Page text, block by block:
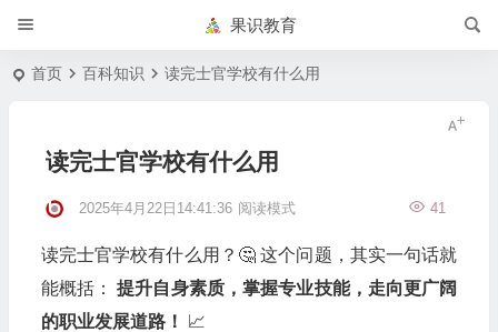
果识教育
首页 百科知识 读完士官学校有什么用
读完士官学校有什么用
2025年4月22日14:41:36 41
阅读模式
读完士官学校有什么用？🤔 这个问题，其实一句话就
能概括：提升自身素质，掌握专业技能，走向更广阔
的职业发展道路！
📈